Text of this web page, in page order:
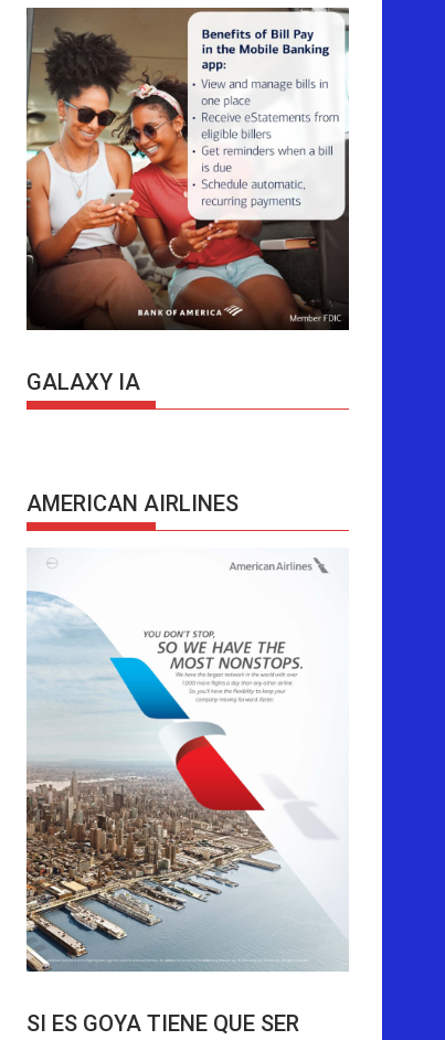
GALAXY IA
AMERICAN AIRLINES
SI ES GOYA TIENE QUE SER